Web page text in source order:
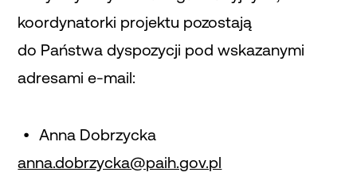
koordynatorki projektu pozostają
do Państwa dyspozycji pod wskazanymi
adresami e-mail:
Anna Dobrzycka
anna.dobrzycka@paih.gov.pl